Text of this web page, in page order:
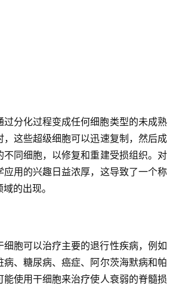
过分化过程变成任何细胞类型的未成熟
，这些超级细胞可以迅速复制，然后成
不同细胞，以修复和重建受损组织。对
应用的兴趣日益浓厚，这导致了一个称
的出现。
细胞可以治疗主要的退行性疾病，例如
病、糖尿病、癌症、阿尔茨海默病和帕
使用干细胞来治疗使人衰弱的脊髓损